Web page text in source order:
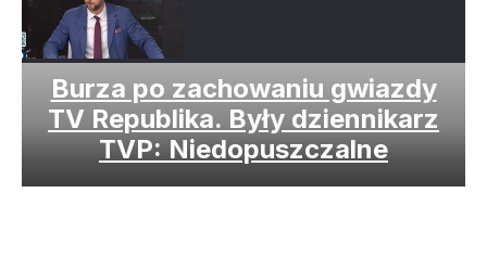
Burza po zachowaniu gwiazdy
TV Republika. Były dziennikarz
TVP: Niedopuszczalne